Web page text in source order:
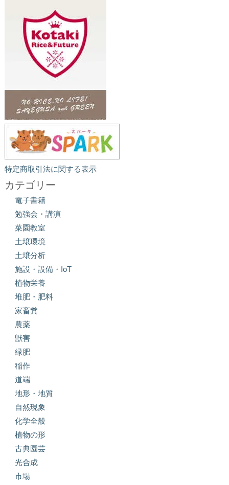
特定商取引法に関する表示
カテゴリー
電子書籍
勉強会・講演
菜園教室
土壌環境
土壌分析
施設・設備・IoT
植物栄養
堆肥・肥料
家畜糞
農薬
獣害
緑肥
稲作
道端
地形・地質
自然現象
化学全般
植物の形
古典園芸
光合成
市場